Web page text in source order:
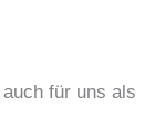
für uns als